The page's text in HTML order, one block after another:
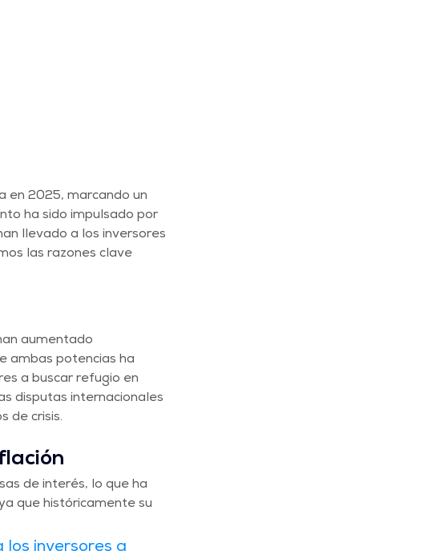
en 2025, marcando un
ha sido impulsado por
llevado a los inversores
las razones clave
aumentado
ambas potencias ha
a buscar refugio en
disputas internacionales
de crisis.
de interés, lo que ha
que históricamente su
los inversores a